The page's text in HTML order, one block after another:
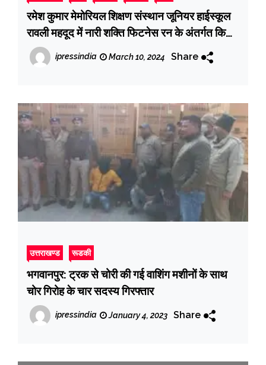
रमेश कुमार मेमोरियल शिक्षण संस्थान जूनियर हाईस्कूल
रावली महदूद में नारी शक्ति फिटनेस रन के अंतर्गत किया
गया महिलाओं की दौड़ का आयोजन
ipressindia March 10, 2024 Share
उत्तराखण्ड रूडकी
भगवानपुर: ट्रक से चोरी की गई वाशिंग मशीनों के साथ
चोर गिरोह के चार सदस्य गिरफ्तार
ipressindia January 4, 2023 Share